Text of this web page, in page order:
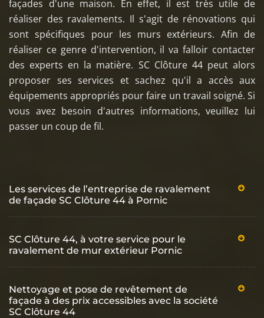
façades d'une maison. En effet, il est très utile de
réaliser des ravalements. Il s'agit de rénovations qui
sont spécifiques pour les murs extérieurs. Afin de
réaliser ce genre d'intervention, il va falloir contacter
des experts en la matière. SC Clôture 44 peut alors
proposer ses services et sachez qu'il a accès aux
équipements appropriés pour faire un travail soigné. Si
vous avez besoin d'autres informations, veuillez lui
passer un coup de fil.
Les services de l’entreprise de ravalement
de façade SC Clôture 44 à Pornic
SC Clôture 44, à votre service pour le
ravalement de mur extérieur Pornic
Nettoyage et pose de revêtement de
façade à des prix accessibles avec la société
SC Clôture 44